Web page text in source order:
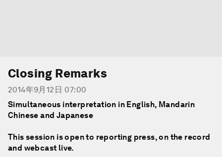
Closing Remarks
2014年9月12日 07:00
Simultaneous interpretation in English, Mandarin
Chinese and Japanese
This session is open to reporting press, on the record
and webcast live.